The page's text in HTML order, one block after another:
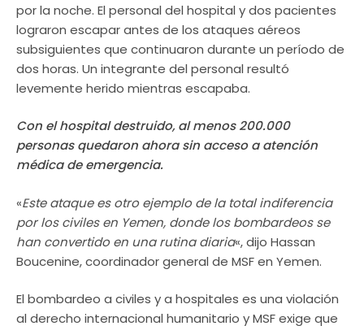
por la noche. El personal del hospital y dos pacientes
lograron escapar antes de los ataques aéreos
subsiguientes que continuaron durante un período de
dos horas. Un integrante del personal resultó
levemente herido mientras escapaba.
Con el hospital destruido, al menos 200.000
personas quedaron ahora sin acceso a atención
médica de emergencia.
«Este ataque es otro ejemplo de la total indiferencia
por los civiles en Yemen, donde los bombardeos se
han convertido en una rutina diaria«, dijo Hassan
Boucenine, coordinador general de MSF en Yemen.
El bombardeo a civiles y a hospitales es una violación
al derecho internacional humanitario y MSF exige que